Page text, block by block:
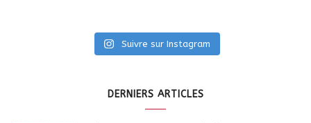
Suivre sur Instagram
DERNIERS ARTICLES